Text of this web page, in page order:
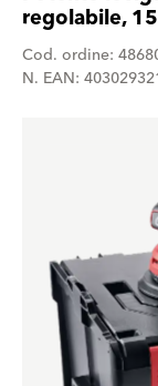
regolabile,
Cod. ordine:
N. EAN: